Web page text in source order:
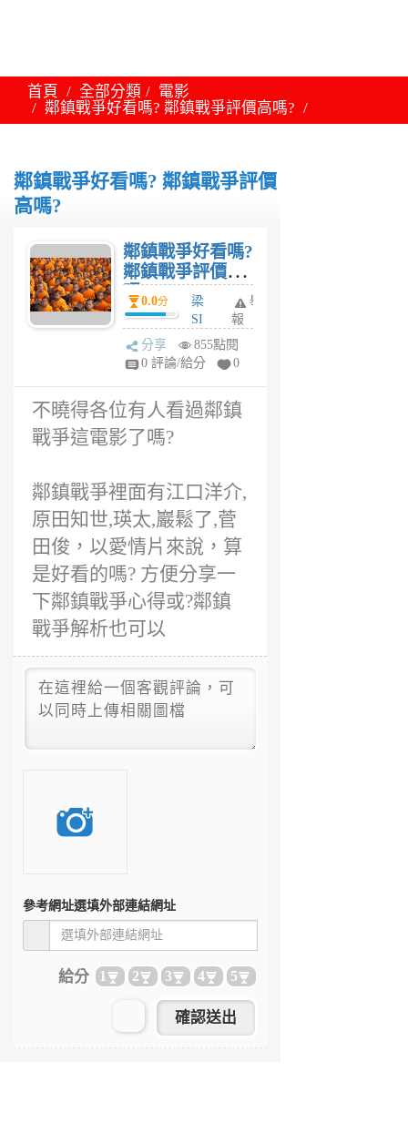
首頁 全部分類
電影
鄰鎮戰爭好看嗎? 鄰鎮戰爭評價高嗎?
鄰鎮戰爭好看嗎? 鄰鎮戰爭評價
高嗎?
鄰鎮戰爭好看嗎?
鄰鎮戰爭評價高
嗎?0.0分
梁
SI
R
6
舉
報
分享
855點閱
0 評論/給分
0
不曉得各位有人看過鄰鎮
戰爭這電影了嗎?
鄰鎮戰爭裡面有江口洋介,
原田知世,瑛太,巖鬆了,菅
田俊，以愛情片來說，算
是好看的嗎? 方便分享一
下鄰鎮戰爭心得或?鄰鎮
戰爭解析也可以
參考網址選填外部連結網址
給分 1 2 3 4 5